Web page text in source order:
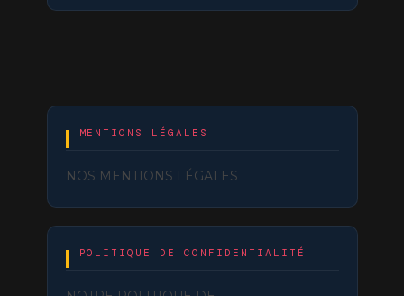
MENTIONS LÉGALES
NOS MENTIONS LÉGALES
POLITIQUE DE CONFIDENTIALITÉ